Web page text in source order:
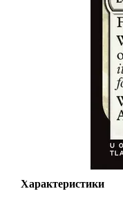
Характеристики